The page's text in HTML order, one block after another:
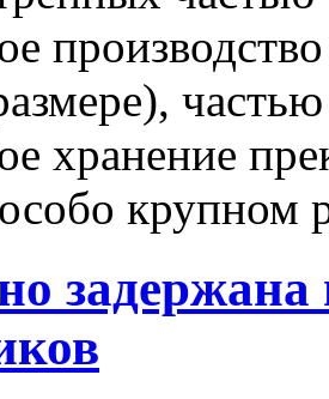
хранение
крупном